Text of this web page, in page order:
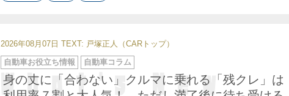
2026年08月07日 TEXT: 戸塚正人（CARトップ）
身の丈に「合わない」クルマに乗れる「残クレ」は
カ
テ
ゴ
リ
ー
自動車お役立ち情報 自動車コラム